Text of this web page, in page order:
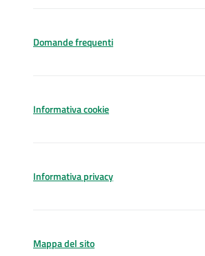
Domande frequenti
Informativa cookie
Informativa privacy
Mappa del sito